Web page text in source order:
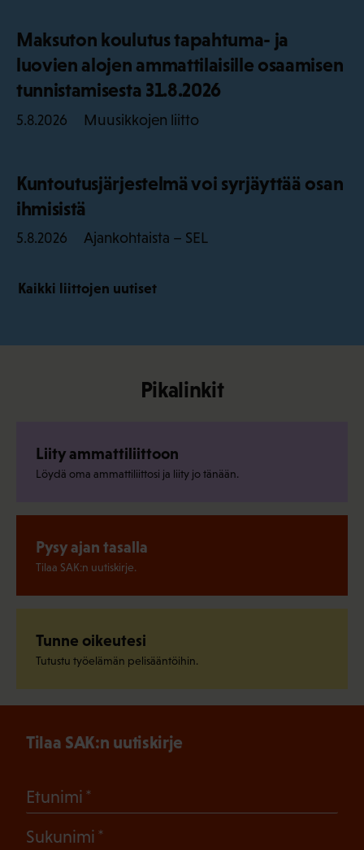
Maksuton koulutus tapahtuma- ja
luovien alojen ammattilaisille osaamisen
tunnistamisesta 31.8.2026
5.8.2026 Muusikkojen liitto
Kuntoutusjärjestelmä voi syrjäyttää osan
ihmisistä
5.8.2026 Ajankohtaista – SEL
Kaikki liittojen uutiset
Pikalinkit
Liity ammattiliittoon
Löydä oma ammattiliittosi ja liity jo tänään.
Pysy ajan tasalla
Tilaa SAK:n uutiskirje.
Tunne oikeutesi
Tutustu työelämän pelisääntöihin.
Tilaa SAK:n uutiskirje
Etunimi
Sukunimi